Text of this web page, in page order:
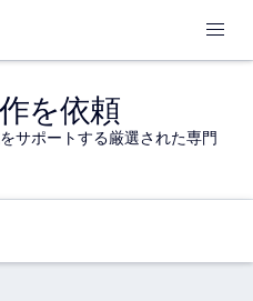
を依頼
サポートする厳選された専門